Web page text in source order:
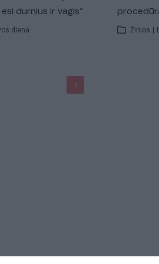
durnius ir vagis“
diena Žinios |
‹